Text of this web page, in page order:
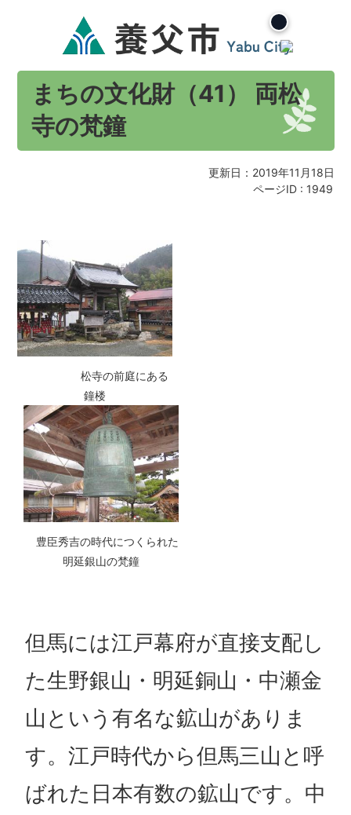
まちの文化財（41） 両松
寺の梵鐘
更新日：2019年11月18日
ページID : 1949
松寺の前庭にある
鐘楼
豊臣秀吉の時代につくられた
明延銀山の梵鐘
但馬には江戸幕府が直接支配し
た生野銀山・明延銅山・中瀬金
山という有名な鉱山がありま
す。江戸時代から但馬三山と呼
ばれた日本有数の鉱山です。中